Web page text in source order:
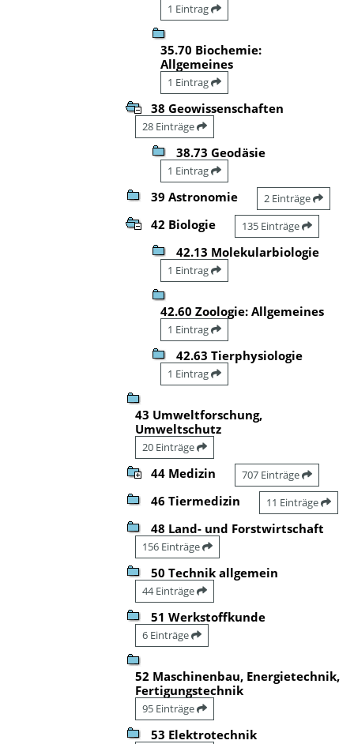
1 Eintrag
35.70 Biochemie:
Allgemeines
1 Eintrag
38 Geowissenschaften
28 Einträge
38.73 Geodäsie
1 Eintrag
39 Astronomie 2 Einträge
42 Biologie 135 Einträge
42.13 Molekularbiologie
1 Eintrag
42.60 Zoologie: Allgemeines
1 Eintrag
42.63 Tierphysiologie
1 Eintrag
43 Umweltforschung,
Umweltschutz
20 Einträge
44 Medizin 707 Einträge
46 Tiermedizin 11 Einträge
48 Land- und Forstwirtschaft
156 Einträge
50 Technik allgemein
44 Einträge
51 Werkstoffkunde
6 Einträge
52 Maschinenbau, Energietechnik,
Fertigungstechnik
95 Einträge
53 Elektrotechnik